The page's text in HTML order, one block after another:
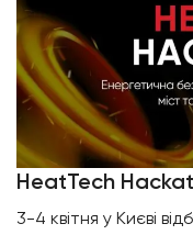
HeatTech
3-4 квітня у Києві